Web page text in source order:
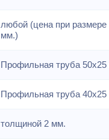
любой (цена при размере
мм.)
Профильная труба
Профильная труба
толщиной 2 мм.